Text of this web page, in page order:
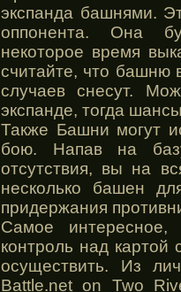
экспанда башнями.
оппонента. Она
некоторое время
считайте, что башню
случаев снесут.
экспанде, тогда
Также Башни могут
бою. Напав на
отсутствия, вы на
несколько башен
придержания
Самое
контроль над
осуществить. Из
Battle.net on Two